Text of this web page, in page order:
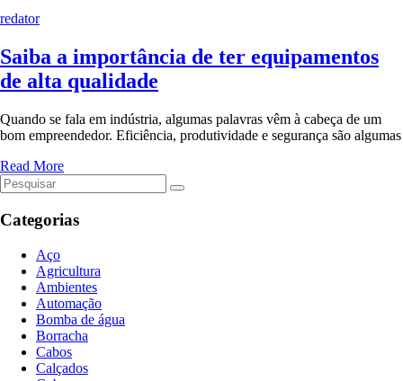
redator
Saiba a importância de ter equipamentos
de alta qualidade
Quando se fala em indústria, algumas palavras vêm à cabeça de um
bom empreendedor. Eficiência, produtividade e segurança são algumas
Read More
Categorias
Aço
Agricultura
Ambientes
Automação
Bomba de água
Borracha
Cabos
Calçados